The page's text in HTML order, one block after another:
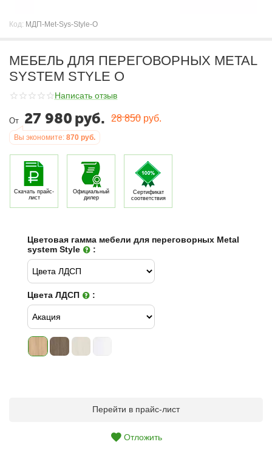
Код: МДП-Met-Sys-Style-O
МЕБЕЛЬ ДЛЯ ПЕРЕГОВОРНЫХ METAL
SYSTEM STYLE O
Написать отзыв
От 27 980 руб. 28 850 руб.
Вы экономите: 870 руб.
Скачать прайс-
лист
Официальный
дилер
Сертификат
соответствия
Цветовая гамма мебели для переговорных Metal
system Style
:
Цвета ЛДСП :
Перейти в прайс-лист
Отложить